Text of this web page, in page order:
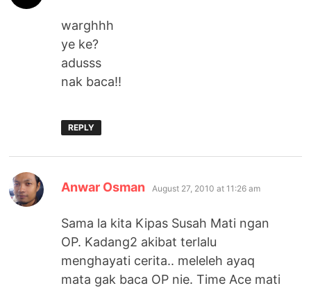
warghhh
ye ke?
adusss
nak baca!!
REPLY
Anwar Osman says:
August 27, 2010 at 11:26 am
Sama la kita Kipas Susah Mati ngan
OP. Kadang2 akibat terlalu
menghayati cerita.. meleleh ayaq
mata gak baca OP nie. Time Ace mati